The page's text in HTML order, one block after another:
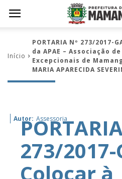
Início
PORTARIA Nº 273/2017-
da APAE – Associação
Excepcionais de
MARIA APARECIDA
Autor: Assessoria
273/2017-
Colocar à